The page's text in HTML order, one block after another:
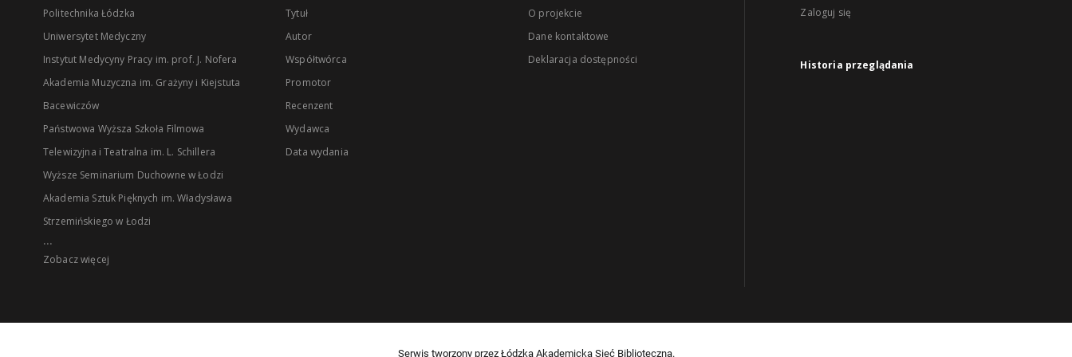
Politechnika Łódzka
Uniwersytet Medyczny
Instytut Medycyny Pracy im. prof. J. Nofera
Akademia Muzyczna im. Grażyny i Kiejstuta
Bacewiczów
Państwowa Wyższa Szkoła Filmowa
Telewizyjna i Teatralna im. L. Schillera
Wyższe Seminarium Duchowne w Łodzi
Akademia Sztuk Pięknych im. Władysława
Strzemińskiego w Łodzi
...
Zobacz więcej
Tytuł
Autor
Współtwórca
Promotor
Recenzent
Wydawca
Data wydania
O projekcie
Dane kontaktowe
Deklaracja dostępności
Zaloguj się
Historia przeglądania
Serwis tworzony przez Łódzką Akademicką Sieć Biblioteczną.